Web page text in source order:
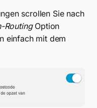
scrollen Sie nach
RoutingOption
einfach mit dem